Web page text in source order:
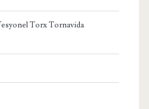
Torx Tornavida